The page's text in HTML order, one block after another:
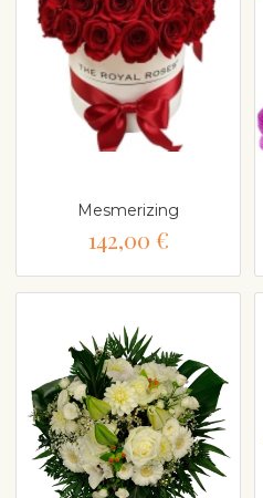
Mesmerizing
142,00 €